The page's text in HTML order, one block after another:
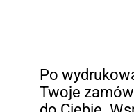
Po
Twoje